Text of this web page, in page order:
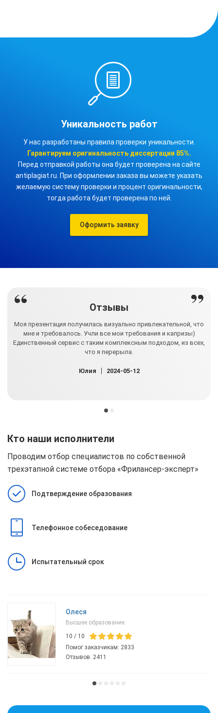
Уникальность работ
У нас разработаны правила проверки уникальности.
Гарантируем оригинальность диссертации 85%.
Перед отправкой работы она будет проверена на сайте
antiplagiat.ru. При оформлении заказа вы можете указать
желаемую систему проверки и процент оригинальности,
тогда работа будет проверена по ней.
Оформить заявку
Отзывы
Моя презентация получилась визуально привлекательной, что
мне и требовалось. Учли все мои требования и капризы)
Единственный сервис с таким комплексным подходом, из всех,
что я перерыла.
Юлия 2024-05-12
Кто наши исполнители
Проводим отбор специалистов по собственной
трехэтапной системе отбора «Фрилансер-эксперт»
Подтверждение образования
Телефонное собеседование
Испытательный срок
Олеся
Высшее образование
10 / 10
Помог заказчикам: 2833
Отзывов: 2411